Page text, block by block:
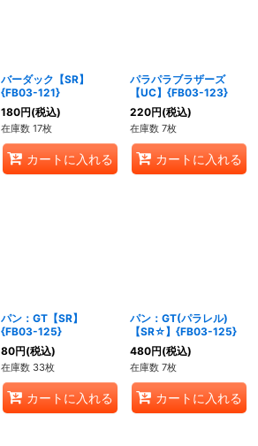
バーダック【SR】
{FB03-121}
180円(税込)
在庫数 17枚
カートに入れる
パラパラブラザーズ
【UC】{FB03-123}
220円(税込)
在庫数 7枚
カートに入れる
パン：GT【SR】
{FB03-125}
80円(税込)
在庫数 33枚
カートに入れる
パン：GT(パラレル)
【SR☆】{FB03-125}
480円(税込)
在庫数 7枚
カートに入れる